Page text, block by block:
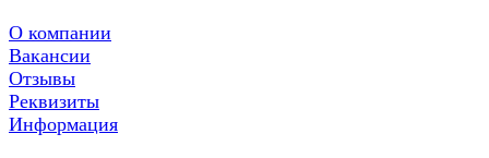
О компании
Вакансии
Отзывы
Реквизиты
Информация